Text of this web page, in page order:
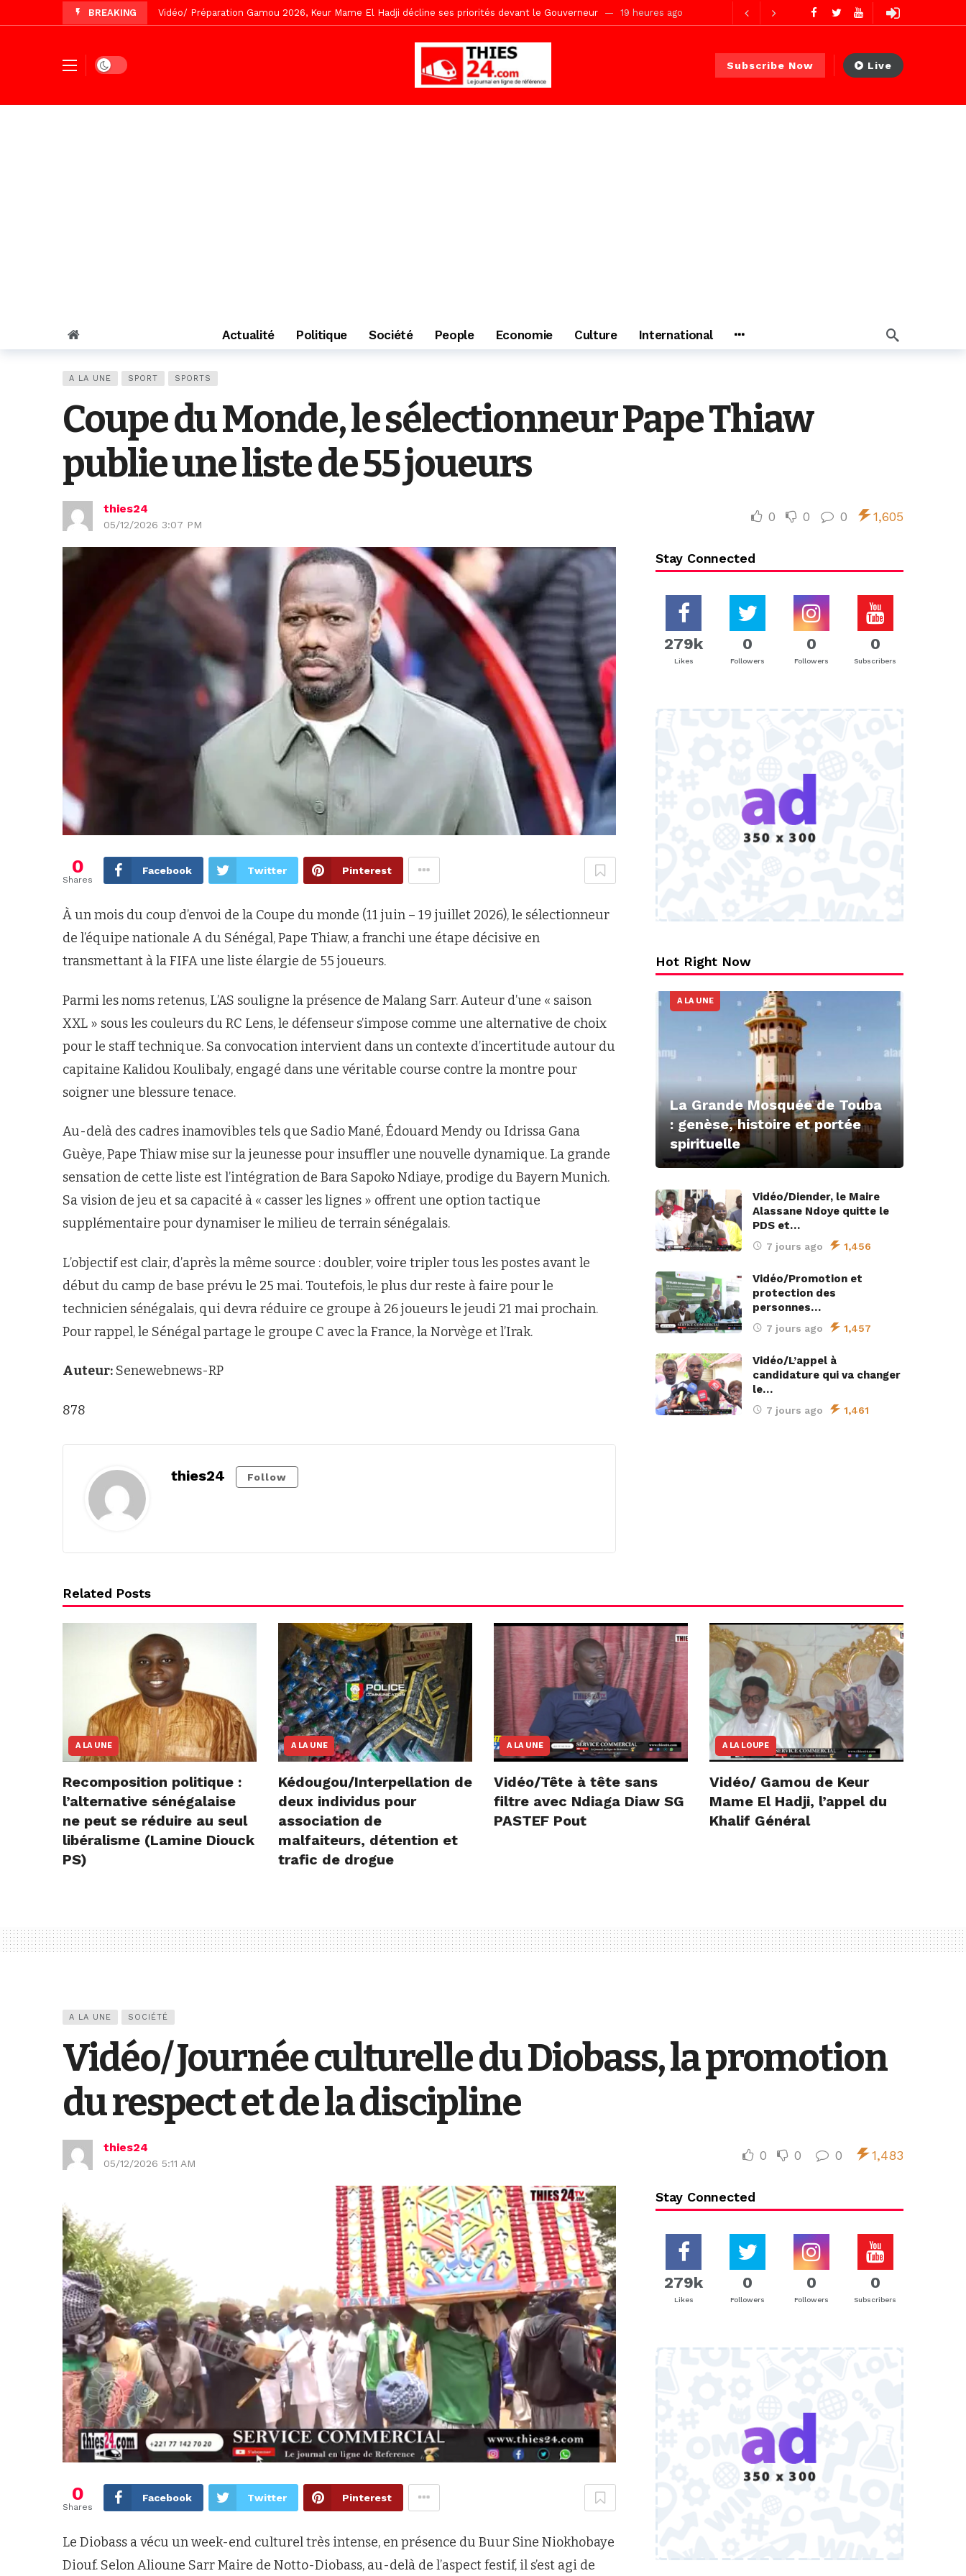
BREAKING Vidéo/ Préparation Gamou 2026, Keur Mame El Hadji décline ses priorités devant le Gouverneur 19 heures ago
Vidéo/ Contre la violence numérique, 100 adolescents outillés dans le Boot Camp JAVA de Mboro
Un commissariat d’arrondissement de police inauguré à Touba 2 jours ago
Vidéo/Célébration de Bamba et Cheikh, le « battré » d’Abdou Bâ Ndiéguène 2 jours ago
Dark mode Subscribe Now Live
Actualité Politique Société People Economie Culture International
A LA UNE SPORT SPORTS
Coupe du Monde, le sélectionneur Pape Thiaw
publie une liste de 55 joueurs
thies24
05/12/2026 3:07 PM
0 0 0 1,605
0
Shares
Facebook Twitter Pinterest
À un mois du coup d’envoi de la Coupe du monde (11 juin – 19 juillet 2026), le sélectionneur
de l’équipe nationale A du Sénégal, Pape Thiaw, a franchi une étape décisive en
transmettant à la FIFA une liste élargie de 55 joueurs.
Parmi les noms retenus, L’AS souligne la présence de Malang Sarr. Auteur d’une « saison
XXL » sous les couleurs du RC Lens, le défenseur s’impose comme une alternative de choix
pour le staff technique. Sa convocation intervient dans un contexte d’incertitude autour du
capitaine Kalidou Koulibaly, engagé dans une véritable course contre la montre pour
soigner une blessure tenace.
Au-delà des cadres inamovibles tels que Sadio Mané, Édouard Mendy ou Idrissa Gana
Guèye, Pape Thiaw mise sur la jeunesse pour insuffler une nouvelle dynamique. La grande
sensation de cette liste est l’intégration de Bara Sapoko Ndiaye, prodige du Bayern Munich.
Sa vision de jeu et sa capacité à « casser les lignes » offrent une option tactique
supplémentaire pour dynamiser le milieu de terrain sénégalais.
L’objectif est clair, d’après la même source : doubler, voire tripler tous les postes avant le
début du camp de base prévu le 25 mai. Toutefois, le plus dur reste à faire pour le
technicien sénégalais, qui devra réduire ce groupe à 26 joueurs le jeudi 21 mai prochain.
Pour rappel, le Sénégal partage le groupe C avec la France, la Norvège et l’Irak.
Auteur: Senewebnews-RP
878
thies24 Follow
Stay Connected
279k
Likes
0
Followers
0
Followers
0
Subscribers
Hot Right Now
A LA UNE
La Grande Mosquée de Touba
: genèse, histoire et portée
spirituelle
Vidéo/Diender, le Maire
Alassane Ndoye quitte le
PDS et…
7 jours ago 1,456
Vidéo/Promotion et
protection des
personnes…
7 jours ago 1,457
Vidéo/L’appel à
candidature qui va changer
le…
7 jours ago 1,461
Related Posts
A LA UNE
Recomposition politique :
l’alternative sénégalaise
ne peut se réduire au seul
libéralisme (Lamine Diouck
PS)
A LA UNE
Kédougou/Interpellation de
deux individus pour
association de
malfaiteurs, détention et
trafic de drogue
A LA UNE
Vidéo/Tête à tête sans
filtre avec Ndiaga Diaw SG
PASTEF Pout
A LA LOUPE
Vidéo/ Gamou de Keur
Mame El Hadji, l’appel du
Khalif Général
A LA UNE SOCIÉTÉ
Vidéo/ Journée culturelle du Diobass, la promotion
du respect et de la discipline
thies24
05/12/2026 5:11 AM
0 0 0 1,483
0
Shares
Facebook Twitter Pinterest
Le Diobass a vécu un week-end culturel très intense, en présence du Buur Sine Niokhobaye
Diouf. Selon Alioune Sarr Maire de Notto-Diobass, au-delà de l’aspect festif, il s’est agi de
Stay Connected
279k
Likes
0
Followers
0
Followers
0
Subscribers